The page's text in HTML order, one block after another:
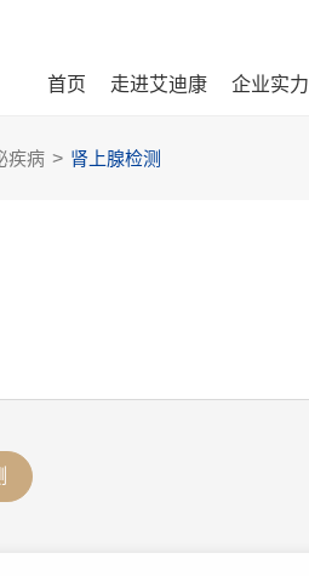
首页 走进艾迪康 企业实力
疾病 > 肾上腺检测